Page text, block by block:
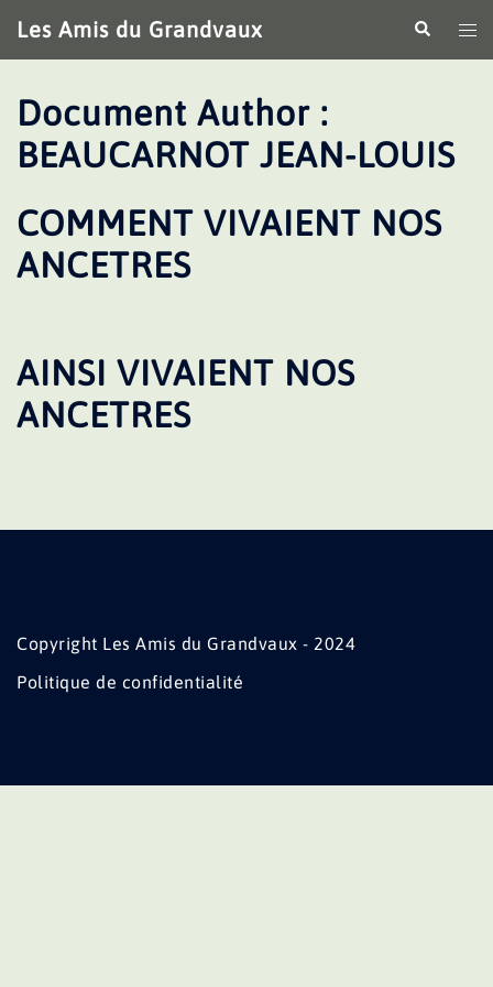
au
contenu
Les Amis du Grandvaux
le
Document Author :
BEAUCARNOT JEAN-LOUIS
COMMENT VIVAIENT NOS
ANCETRES
AINSI VIVAIENT NOS
ANCETRES
Copyright Les Amis du Grandvaux - 2024
Politique de confidentialité